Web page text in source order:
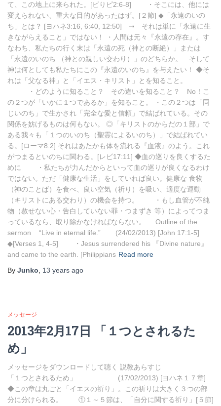
て、この地上に来られた。[ピりピ2:6-8] ・そこには、他には
変えられない、重大な目的があったはず。[２節] ◆「永遠のいの
ち」とは？ [ヨハネ3:16, 6:40, 12:50] ➝ それは単に「永遠に生
きながらえること」ではない！ ・人間は元々『永遠の存在』。す
なわち、私たちの行く末は「永遠の死（神との断絶）」または
「永遠のいのち （神との親しい交わり）」のどちらか。 そして
神は何としても私たちにこの『永遠のいのち』を与えたい！ ◆そ
れは「父なる神」と「イエス・キリスト」とを知ること。
・どのように知ること？ その違いを知ること？ No！こ
の２つが「いかに１つであるか」を知ること。 ・この２つは「同
じいのち」で生かされ「完全な愛と信頼」で結ばれている。その
関係を妨げるものは何もない。 ◎「キリストのからだの１部」で
ある我々も「１つのいのち（聖霊によるいのち）」で結ばれてい
る。[ローマ8:2] それはあたかも体を流れる『血液』のよう。これ
がつまるといのちに関わる。[レビ17:11] ◆血の巡りを良くするた
めに ・私たちが力んだからといって血の巡りが良くなるわけ
ではない。ただ「健康な生活」をしていれば良い。健康な 食物
（神のことば）を食べ、良い空気（祈り）を吸い、適度な運動
（キリストにある交わり）の機会を持つ。 ・もし血管が不純
物（赦せない心・告白していない罪・つまずき 等）によってつま
っているなら、取り除かなければならない。 Outline of the
sermon “Live in eternal life.” (24/02/2013) [John 17:1-5]
◆[Verses 1, 4-5] ・Jesus surrendered his 『Divine nature』
and came to the earth. [Philippians Read more
By Junko 13 years ago
メッセージ
2013年2月17日 「１つとされるた
め」
メッセージをダウンロードして聴く 説教あらすじ
「１つとされるため」 (17/02/2013) [ヨハネ１７章]
◆この章は丸ごと「イエスの祈り」。この祈りは大きく３つの部
分に分けられる。 ①１～５節は、「自分に関する祈り」[５節]